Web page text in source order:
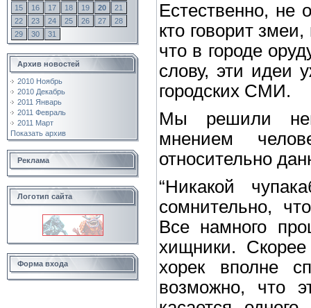
15
16 17 18 19 20
21
22
23 24 25 26 27
28
29
30 31
Архив новостей
2010 Ноябрь
2010 Декабрь
2011 Январь
2011 Февраль
2011 Март
Показать архив
Реклама
Логотип сайта
Форма входа
Естественно, не
кто говорит
что в городе
слову, эти идеи
городских СМИ.
Мы решили
мнением
относительно
“Никакой
сомнительно,
Все намного
хищники.
хорек вполне
возможно, что